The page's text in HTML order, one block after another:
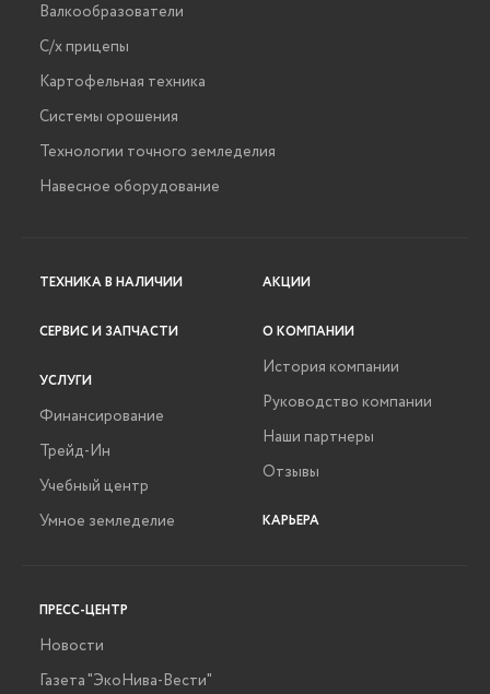
Валкообразователи
С/х прицепы
Картофельная техника
Системы орошения
Технологии точного земледелия
Навесное оборудование
ТЕХНИКА В НАЛИЧИИ
СЕРВИС И ЗАПЧАСТИ
УСЛУГИ
Финансирование
Трейд-Ин
Учебный центр
Умное земледелие
АКЦИИ
О КОМПАНИИ
История компании
Руководство компании
Наши партнеры
Отзывы
КАРЬЕРА
ПРЕСС-ЦЕНТР
Новости
Газета "ЭкоНива-Вести"